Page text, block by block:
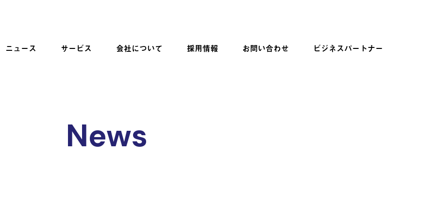
ニュース サービス 会社について 採用情報 お問い合わせ ビジネスパートナー
News